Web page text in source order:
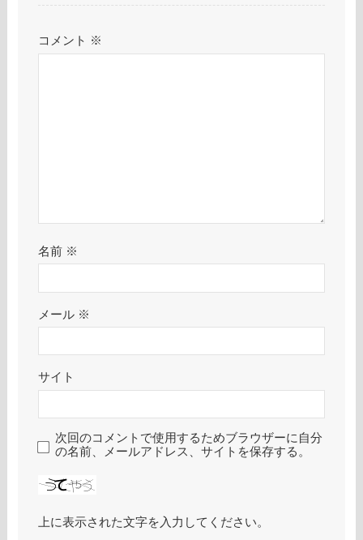
コメント ※
名前 ※
メール ※
サイト
次回のコメントで使用するためブラウザーに自分
の名前、メールアドレス、サイトを保存する。
上に表示された文字を入力してください。